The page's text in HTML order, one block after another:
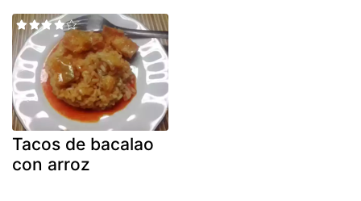
Tacos de bacalao
con arroz